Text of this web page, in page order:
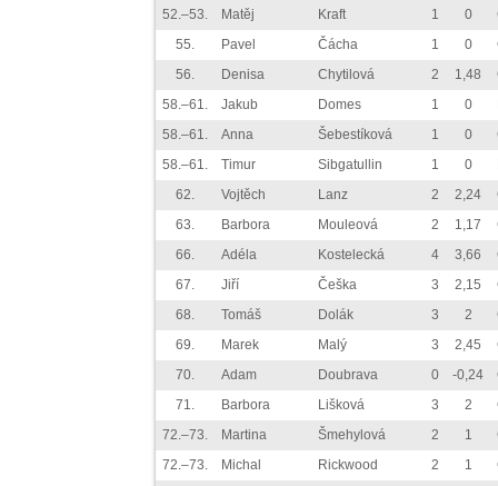
52.–53.
Matěj Kraft 1 0
55.
Pavel Čácha 1 0
56.
Denisa Chytilová 2 1,48
58.–61.
Jakub Domes 1 0
58.–61.
Anna Šebestíková 1 0
58.–61.
Timur Sibgatullin 1 0
62.
Vojtěch Lanz 2 2,24
63.
Barbora Mouleová 2 1,17
66.
Adéla Kostelecká 4 3,66
67.
Jiří Češka 3 2,15
68.
Tomáš Dolák 3 2
69.
Marek Malý 3 2,45
70.
Adam Doubrava 0 -0,24
71.
Barbora Lišková 3 2
72.–73.
Martina Šmehylová 2 1
72.–73.
Michal Rickwood 2 1